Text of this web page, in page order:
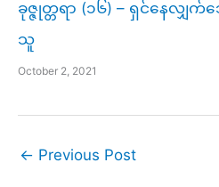
ခုဇ္ဇုတ္တရာ (၁၆) – ရှင်နေလ
သူ
October 2, 2021
← Previous Post